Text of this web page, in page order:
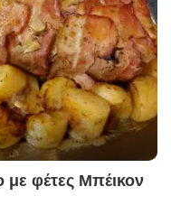
με φέτες Μπέικον